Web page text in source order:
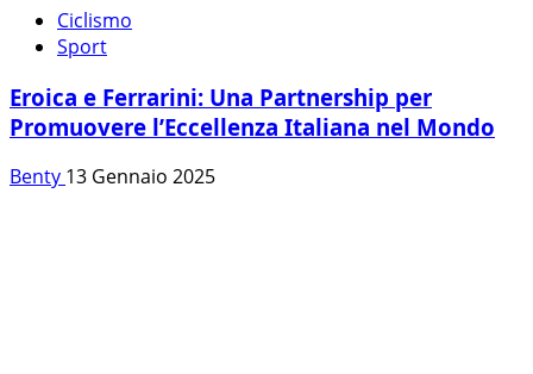
Ciclismo
Sport
Eroica e Ferrarini: Una Partnership per
Promuovere l’Eccellenza Italiana nel Mondo
Benty 13 Gennaio 2025